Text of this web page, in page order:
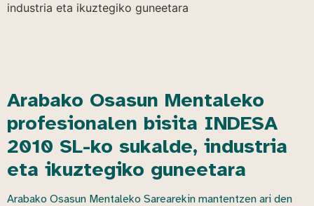
industria eta ikuztegiko guneetara
Arabako Osasun Mentaleko
profesionalen bisita INDESA
2010 SL-ko sukalde, industria
eta ikuztegiko guneetara
Arabako Osasun Mentaleko Sarearekin mantentzen ari den